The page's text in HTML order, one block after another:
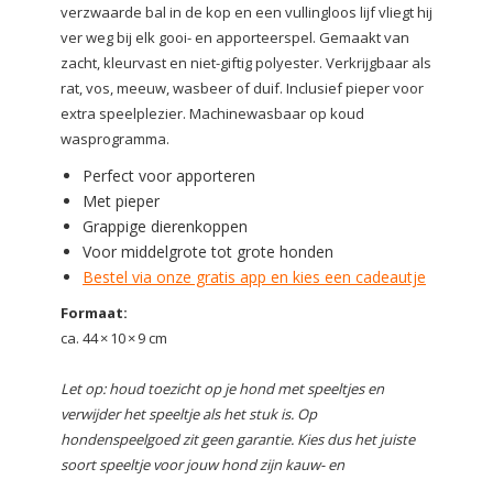
verzwaarde bal in de kop en een vullingloos lijf vliegt hij
ver weg bij elk gooi- en apporteerspel. Gemaakt van
zacht, kleurvast en niet-giftig polyester. Verkrijgbaar als
rat, vos, meeuw, wasbeer of duif. Inclusief pieper voor
extra speelplezier. Machinewasbaar op koud
wasprogramma.
Perfect voor apporteren
Met pieper
Grappige dierenkoppen
Voor middelgrote tot grote honden
Bestel via onze gratis app en kies een cadeautje
Formaat:
ca. 44 × 10 × 9 cm
Let op: houd toezicht op je hond met speeltjes en
verwijder het speeltje als het stuk is. Op
hondenspeelgoed zit geen garantie. Kies dus het juiste
soort speeltje voor jouw hond zijn kauw- en